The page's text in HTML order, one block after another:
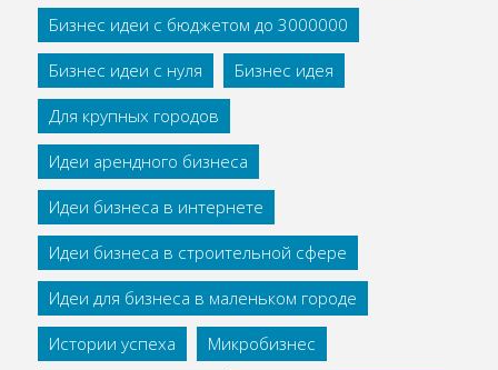
Бизнес идеи с бюджетом до 3000000
Бизнес идеи с нуля
Бизнес идея
Для крупных городов
Идеи арендного бизнеса
Идеи бизнеса в интернете
Идеи бизнеса в строительной сфере
Идеи для бизнеса в маленьком городе
Истории успеха
Микробизнес